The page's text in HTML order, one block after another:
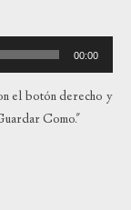
00:00
el botón derecho y
Como."